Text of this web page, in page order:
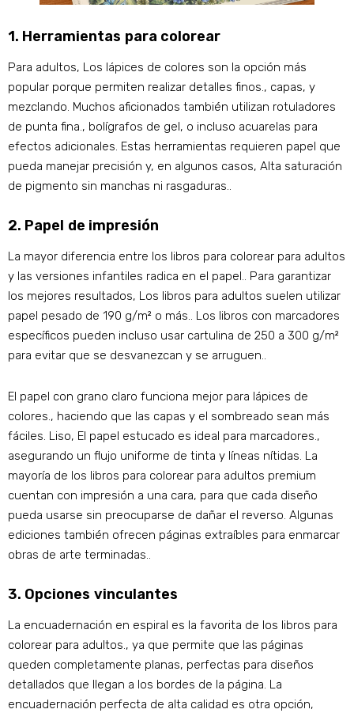
1. Herramientas para colorear
Para adultos, Los lápices de colores son la opción más
popular porque permiten realizar detalles finos., capas, y
mezclando. Muchos aficionados también utilizan rotuladores
de punta fina., bolígrafos de gel, o incluso acuarelas para
efectos adicionales. Estas herramientas requieren papel que
pueda manejar precisión y, en algunos casos, Alta saturación
de pigmento sin manchas ni rasgaduras..
2. Papel de impresión
La mayor diferencia entre los libros para colorear para adultos
y las versiones infantiles radica en el papel.. Para garantizar
los mejores resultados, Los libros para adultos suelen utilizar
papel pesado de 190 g/m² o más.. Los libros con marcadores
específicos pueden incluso usar cartulina de 250 a 300 g/m²
para evitar que se desvanezcan y se arruguen..
El papel con grano claro funciona mejor para lápices de
colores., haciendo que las capas y el sombreado sean más
fáciles. Liso, El papel estucado es ideal para marcadores.,
asegurando un flujo uniforme de tinta y líneas nítidas. La
mayoría de los libros para colorear para adultos premium
cuentan con impresión a una cara, para que cada diseño
pueda usarse sin preocuparse de dañar el reverso. Algunas
ediciones también ofrecen páginas extraíbles para enmarcar
obras de arte terminadas..
3. Opciones vinculantes
La encuadernación en espiral es la favorita de los libros para
colorear para adultos., ya que permite que las páginas
queden completamente planas, perfectas para diseños
detallados que llegan a los bordes de la página. La
encuadernación perfecta de alta calidad es otra opción,